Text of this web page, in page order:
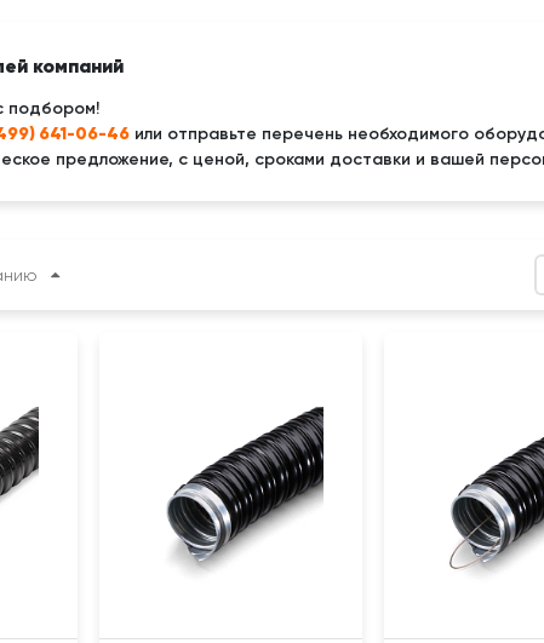
компаний
подбором!
641-06-46 или отправьте перечень необходимого
предложение, с ценой, сроками доставки и вашей